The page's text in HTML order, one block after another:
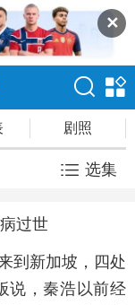
✕
剧照
选集
过世
到新加坡，四处
说，秦浩以前经